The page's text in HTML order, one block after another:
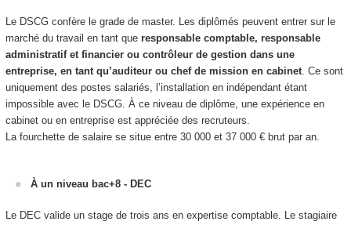
Le DSCG confère le grade de master. Les diplômés peuvent entrer sur le
marché du travail en tant que responsable comptable, responsable
administratif et financier ou contrôleur de gestion dans une
entreprise, en tant qu’auditeur ou chef de mission en cabinet. Ce sont
uniquement des postes salariés, l’installation en indépendant étant
impossible avec le DSCG. À ce niveau de diplôme, une expérience en
cabinet ou en entreprise est appréciée des recruteurs.
La fourchette de salaire se situe entre 30 000 et 37 000 € brut par an.
À un niveau bac+8 - DEC
Le DEC valide un stage de trois ans en expertise comptable. Le stagiaire